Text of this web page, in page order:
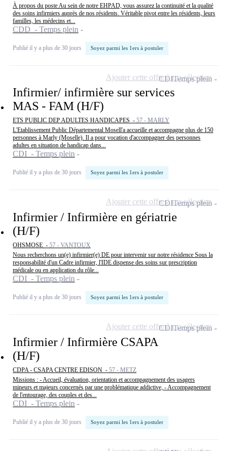
À propos du poste Au sein de notre EHPAD, vous assurez la continuité et la qualité
des soins infirmiers auprès de nos résidents. Véritable pivot entre les résidents, leurs
familles, les médecins et...
CDD - Temps plein
Publié il y a plus de 30 jours Soyez parmi les 1ers à postuler
Infirmier/ infirmière sur services
MAS - FAM (H/F)
ETS PUBLIC DEP ADULTES HANDICAPES - 57 - MARLY
L'Etablissement Public Départemental Mosell'a accueille et accompagne plus de 150
personnes à Marly (Moselle). Il a pour vocation d'accompagner des personnes
adultes en situation de handicap dans...
CDI - Temps plein
Publié il y a plus de 30 jours Soyez parmi les 1ers à postuler
CDITemps plein
Ajouter cette offre à ma sélection
Infirmier / Infirmière en gériatrie
(H/F)
OHSMOSE - 57 - VANTOUX
Nous recherchons un(e) infirmier(e) DE pour intervenir sur notre résidence Sous la
responsabilité d'un Cadre infirmier, l'IDE dispense des soins sur prescription
médicale ou en application du rôle...
CDI - Temps plein
Publié il y a plus de 30 jours Soyez parmi les 1ers à postuler
CDITemps plein
Ajouter cette offre à ma sélection
Infirmier / Infirmière CSAPA
(H/F)
CDPA - CSAPA CENTRE EDISON - 57 - METZ
Missions : - Accueil, évaluation, orientation et accompagnement des usagers
mineurs et majeurs concernés par une problématique addictive, - Accompagnement
de l'entourage, des couples et des...
CDI - Temps plein
Publié il y a plus de 30 jours Soyez parmi les 1ers à postuler
CDITemps plein
Ajouter cette offre à ma sélection